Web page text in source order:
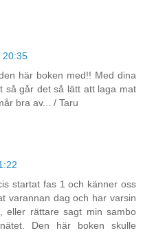
20:35
här boken med!! Med dina
så går det så lätt att laga mat
bra av... / Taru
startat fas 1 och känner oss
varannan dag och har varsin
eller rättare sagt min sambo
Den här boken skulle